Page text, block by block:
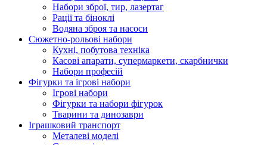
Набори зброї, тир, лазертаг
Рації та біноклі
Водяна зброя та насоси
Сюжетно-рольові набори
Кухні, побутова техніка
Касові апарати, супермаркети, скарбнички
Набори професій
Фігурки та ігрові набори
Ігрові набори
Фігурки та набори фігурок
Тварини та динозаври
Іграшковий транспорт
Металеві моделі